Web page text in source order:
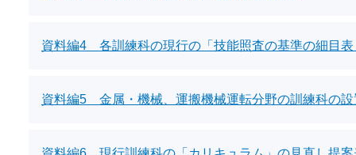
資料編4 各訓練科の現行の「技能照査の基準の細目表
資料編5 金属・機械、運搬機械運転分野の訓練科の設